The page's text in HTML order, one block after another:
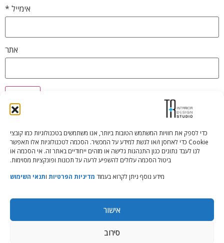
כדי לספק את חוויות המשתמש הטובות ביותר, אנו משתמשים בטכנולוגיות כמו קובצי
Cookie כדי לאחסן ו/או לגשת למידע על המכשיר. הסכמה לטכנולוגיות אלו תאפשר
לנו לעבד נתונים כגון התנהגות גלישה או מזהים ייחודיים באתר זה. אי הסכמה או
ביטול הסכמה עלולים להשפיע לרעה על תכונות ופונקציות מסוימות.
מידע נוסף ניתן לקרוא בעמוד מדיניות הפרטיות ותנאי השימוש
אישור
סירוב
אימייל *
אתר
Tali Shenfeld:052.620.2446
tali@TRstudio.co.il
rakefet@TRstudio.co.il